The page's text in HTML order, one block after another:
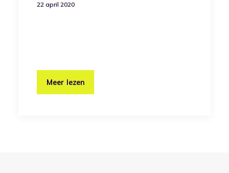
22 april 2020
Meer lezen